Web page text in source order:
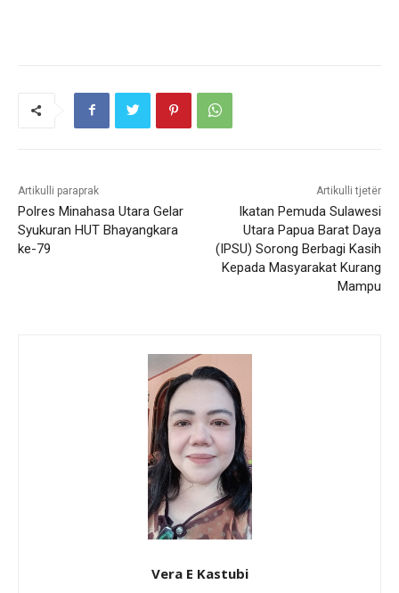
Artikulli paraprak
Polres Minahasa Utara Gelar
Syukuran HUT Bhayangkara
ke-79
Artikulli tjetër
Ikatan Pemuda Sulawesi
Utara Papua Barat Daya
(IPSU) Sorong Berbagi Kasih
Kepada Masyarakat Kurang
Mampu
Vera E Kastubi